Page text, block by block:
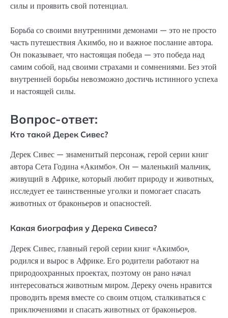
силы и проявить свой потенциал.
Борьба со своими внутренними демонами — это не просто
часть путешествия Акимбо, но и важное послание автора.
Он показывает, что настоящая победа — это победа над
самим собой, над своими страхами и сомнениями. Без этой
внутренней борьбы невозможно достичь истинного успеха
и настоящей силы.
Вопрос-ответ:
Кто такой Дерек Сивес?
Дерек Сивес — знаменитый персонаж, герой серии книг
автора Сета Година «Акимбо». Он — маленький мальчик,
живущий в Африке, который любит природу и животных,
исследует ее таинственные уголки и помогает спасать
животных от браконьеров и опасностей.
Какая биография у Дерека Сивеса?
Дерек Сивес, главный герой серии книг «Акимбо»,
родился и вырос в Африке. Его родители работают на
природоохранных проектах, поэтому он рано начал
интересоваться животным миром. Дереку очень нравится
проводить время вместе со своим отцом, сталкиваться с
приключениями и спасать животных от браконьеров.